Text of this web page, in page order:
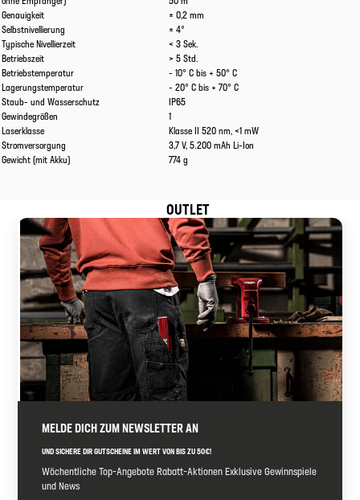
Genauigkeit
± 0,2 mm
Selbstnivellierung
± 4°
Typische Nivellierzeit
< 3 Sek.
Betriebszeit
> 5 Std.
Betriebstemperatur
- 10° C bis + 50° C
Lagerungstemperatur
- 20° C bis + 70° C
Staub- und Wasserschutz
IP65
Gewindegrößen
1
Laserklasse
Klasse II 520 nm, <1 mW
Stromversorgung
3,7 V, 5.200 mAh Li-Ion
Gewicht (mit Akku)
774 g
OUTLET
MELDE DICH ZUM NEWSLETTER AN
UND SICHERE DIR GUTSCHEINE IM WERT VON BIS ZU 50€!
Wöchentliche Top-Angebote Rabatt-Aktionen Exklusive Gewinnspiele
und News